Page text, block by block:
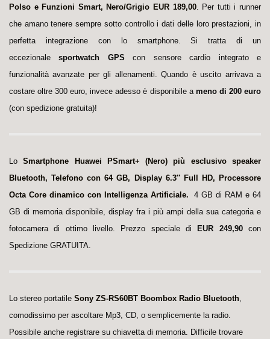
Polso e Funzioni Smart, Nero/Grigio EUR 189,00. Per tutti i runner
che amano tenere sempre sotto controllo i dati delle loro prestazioni, in
perfetta integrazione con lo smartphone. Si tratta di un
eccezionalesportwatch GPS con sensore cardio integrato e
funzionalità avanzate per gli allenamenti. Quando è uscito arrivava a
costare oltre 300 euro, invece adesso è disponibile a meno di 200 euro
(con spedizione gratuita)!
LoSmartphone Huawei PSmart+ (Nero) più esclusivo speaker
Bluetooth, Telefono con 64 GB, Display 6.3″ Full HD, Processore
Octa Core dinamico con Intelligenza Artificiale.
4 GB di RAM e 64
GB di memoria disponibile, display fra i più ampi della sua categoria e
fotocamera di ottimo livello. Prezzo speciale di
EUR 249,90con
Spedizione GRATUITA.
Lo stereo portatile Sony ZS-RS60BT Boombox Radio Bluetooth,
comodissimo per ascoltare Mp3, CD, o semplicemente la radio.
Possibile anche registrare su chiavetta di memoria. Difficile trovare